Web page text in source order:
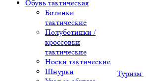
Обувь тактическая
Ботинки
тактические
Полуботинки /
кроссовки
тактические
Носки тактические
Шнурки
Туризм